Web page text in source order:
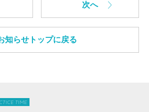
知らせトップに戻る
次へ
TIME